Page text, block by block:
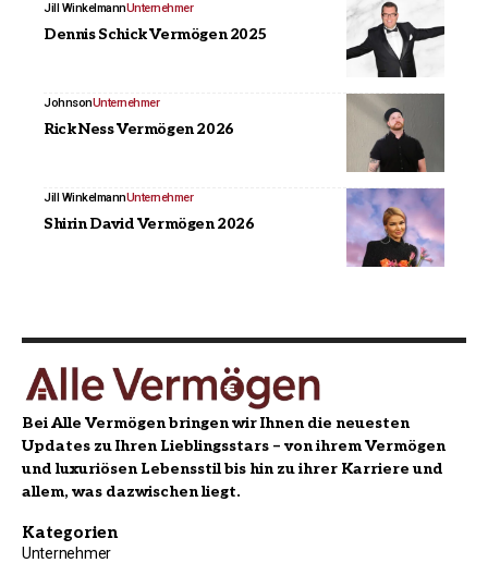
Jill WinkelmannUnternehmer
Dennis Schick Vermögen 2025
JohnsonUnternehmer
Rick Ness Vermögen 2026
Jill WinkelmannUnternehmer
Shirin David Vermögen 2026
Bei Alle Vermögen bringen wir Ihnen die neuesten
Updates zu Ihren Lieblingsstars – von ihrem Vermögen
und luxuriösen Lebensstil bis hin zu ihrer Karriere und
allem, was dazwischen liegt.
Kategorien
Unternehmer